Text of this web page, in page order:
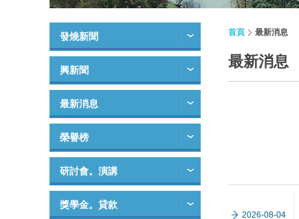
發燒新聞
興新聞
最新消息
榮譽榜
研討會。演講
獎學金。貸款
首頁 最新消息
最新消息
2026-08-04